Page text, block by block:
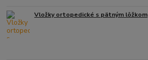
Vložky ortopedické s pätným lôžkom